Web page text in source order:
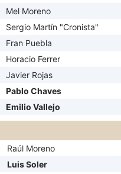
Mel Moreno
Sergio Martín "Cronista"
Fran Puebla
Horacio Ferrer
Javier Rojas
Pablo Chaves
Emilio Vallejo
Raúl Moreno
Luis Soler